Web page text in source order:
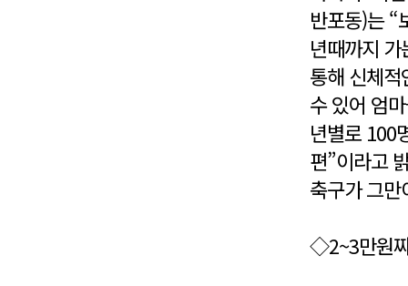
반포동)는 “
년때까지
통해 신체
수 있어 엄
년별로 100
편”이라고
축구가 그
◇2~3만원